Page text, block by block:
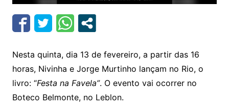
Nesta quinta, dia 13 de fevereiro, a partir das 16
horas, Nivinha e Jorge Murtinho lançam no Rio, o
livro: “Festa na Favela”. O evento vai ocorrer no
Boteco Belmonte, no Leblon.